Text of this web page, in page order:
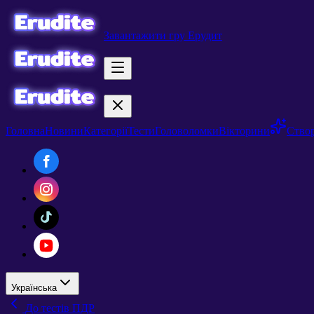
Завантажити гру Ерудит
ГоловнаНовиниКатегоріїТестиГоловоломкиВікторини
Українська
До тестів ПДР